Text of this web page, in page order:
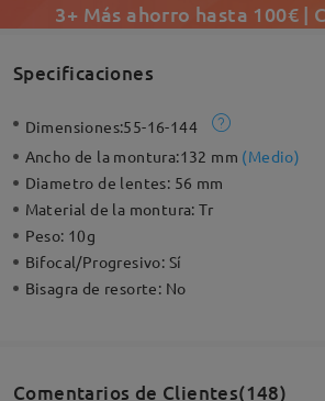
3+ Más ahorro hasta 100€ |
Specificaciones
Dimensiones:55-16-144
Ancho de la montura:132 mm (Medio)
Diametro de lentes: 56 mm
Material de la montura:Tr
Peso: 10g
Bifocal/Progresivo: Sí
Bisagra de resorte: No
Comentarios de Clientes(148)